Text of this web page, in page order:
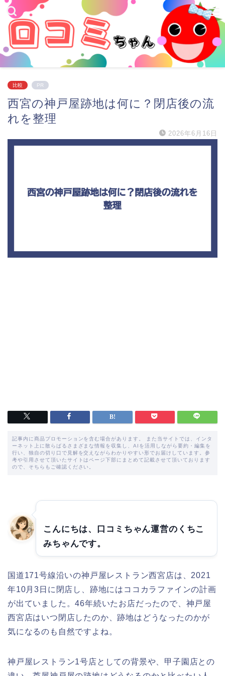
比較 PR
西宮の神戸屋跡地は何に？閉店後の流
れを整理
2026年6月16日
記事内に商品プロモーションを含む場合があります。 また当サイトでは、インタ
ーネット上に散らばるさまざまな情報を収集し、AIを活用しながら要約・編集を
行い、独自の切り口で見解を交えながらわかりやすい形でお届けしています。参
考や引用させて頂いたサイトはページ下部にまとめて記載させて頂いております
ので、そちらもご確認ください。
こんにちは、口コミちゃん運営のくちこ
みちゃんです。
国道171号線沿いの神戸屋レストラン西宮店は、2021
年10月3日に閉店し、跡地にはココカラファインの計画
が出ていました。46年続いたお店だったので、神戸屋
西宮店はいつ閉店したのか、跡地はどうなったのかが
気になるのも自然ですよね。
神戸屋レストラン1号店としての背景や、甲子園店との